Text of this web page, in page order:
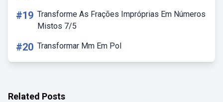
#19 Transforme As Frações Impróprias Em Números
Mistos 7/5
#20 Transformar Mm Em Pol
Related Posts